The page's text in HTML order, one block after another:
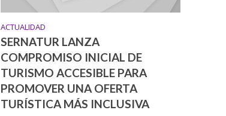
ACTUALIDAD
SERNATUR LANZA
COMPROMISO INICIAL DE
TURISMO ACCESIBLE PARA
PROMOVER UNA OFERTA
TURÍSTICA MÁS INCLUSIVA